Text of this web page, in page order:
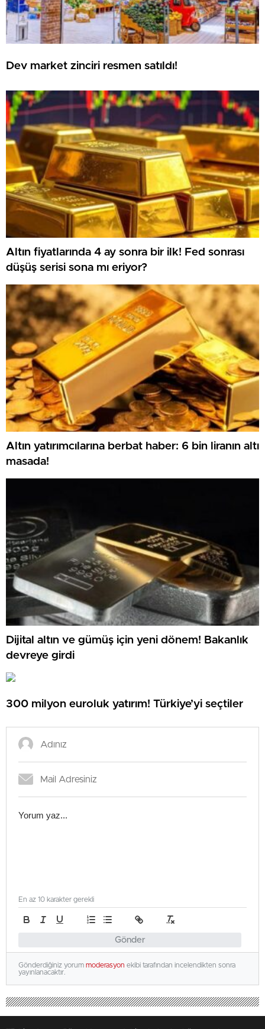
Dev market zinciri resmen satıldı!
Altın fiyatlarında 4 ay sonra bir ilk! Fed sonrası
düşüş serisi sona mı eriyor?
Altın yatırımcılarına berbat haber: 6 bin liranın altı
masada!
Dijital altın ve gümüş için yeni dönem! Bakanlık
devreye girdi
300 milyon euroluk yatırım! Türkiye’yi seçtiler
Gönder
En az 10 karakter gerekli
Gönderdiğiniz yorum moderasyon ekibi tarafından incelendikten sonra
yayınlanacaktır.